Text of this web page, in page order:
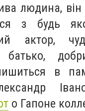
людина, він
з будь
актор,
батько,
в
о Гапоне